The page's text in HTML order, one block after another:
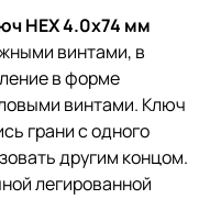
HEX 4.0х74 мм
винтами, в
в форме
винтами. Ключ
грани с одного
другим концом.
легированной